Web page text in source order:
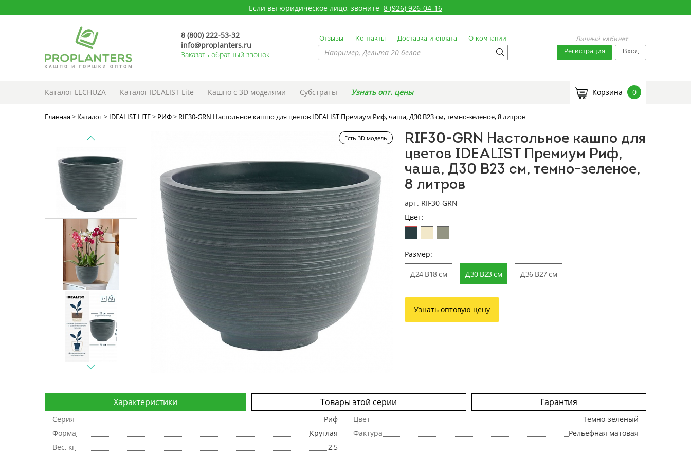
Если вы юридическое лицо, звоните 8 (926) 926-04-16
8 (800) 222-53-32
info@proplanters.ru
Заказать обратный звонок
Отзывы Контакты Доставка и оплата О компании Личный кабинет
Регистрация Вход
Каталог LECHUZA Каталог IDEALIST Lite Кашпо с 3D моделями Субстраты Узнать опт. цены Корзина 0
Главная> Каталог> IDEALIST LITE> РИФ> RIF30-GRN Настольное кашпо для цветов IDEALIST Премиум Риф, чаша, Д30 В23 см, темно-зеленое, 8 литров
Есть 3D модель
RIF30-GRN Настольное кашпо для
цветов IDEALIST Премиум Риф,
чаша, Д30 В23 см, темно-зеленое,
8 литров
арт. RIF30-GRN
Цвет:
Размер:
Д24 В18 см Д30 В23 см Д36 В27 см
Узнать оптовую цену
Характеристики Товары этой серии Гарантия
Серия Риф Цвет
Темно-зеленый
Форма
Круглая Фактура
Рельефная матовая
Вес, кг
2,5